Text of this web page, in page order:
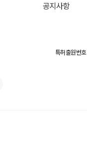
공지사항
특허출원번호